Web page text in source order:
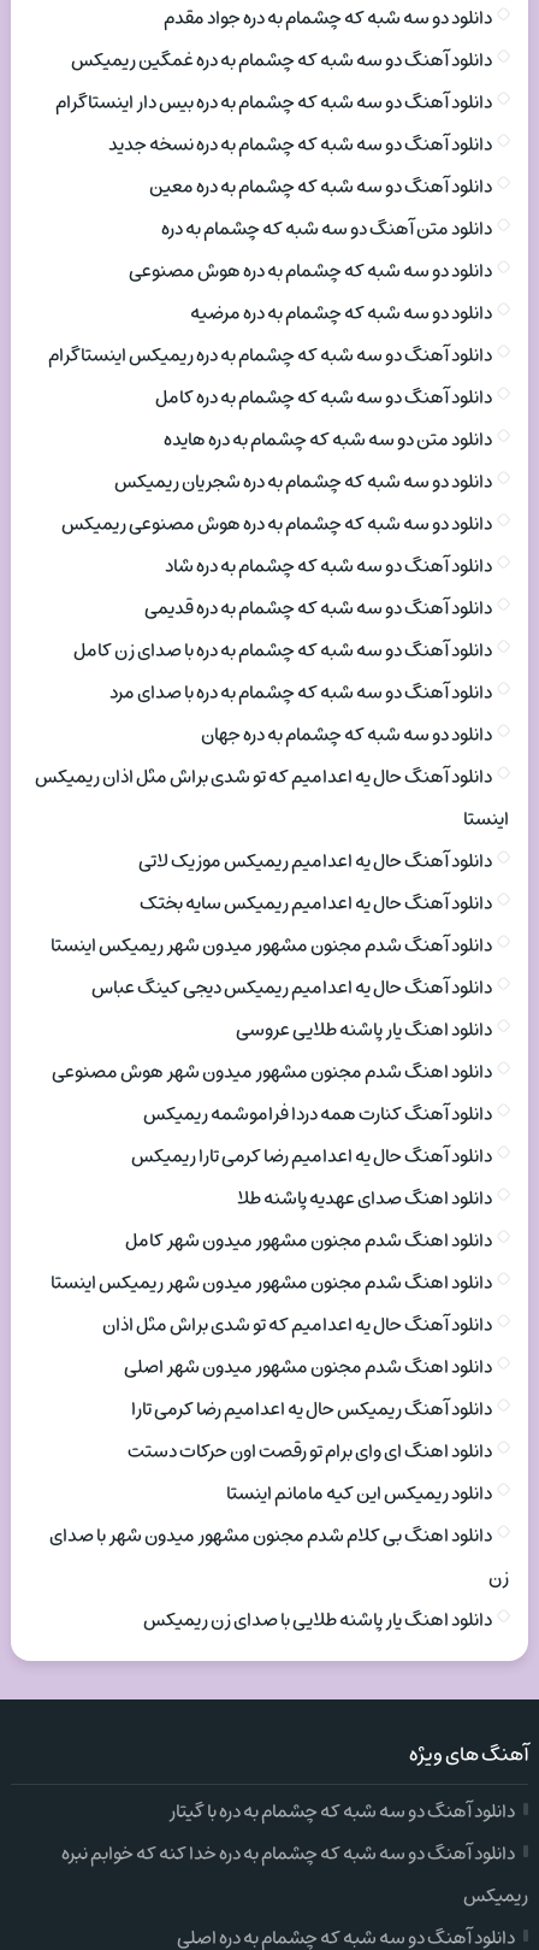
دانلود دو سه شبه که چشمام به دره جواد مقدم
دانلود آهنگ دو سه شبه که چشمام به دره غمگین ریمیکس
دانلود آهنگ دو سه شبه که چشمام به دره بیس دار اینستاگرام
دانلود آهنگ دو سه شبه که چشمام به دره نسخه جدید
دانلود آهنگ دو سه شبه که چشمام به دره معین
دانلود متن آهنگ دو سه شبه که چشمام به دره
دانلود دو سه شبه که چشمام به دره هوش مصنوعی
دانلود دو سه شبه که چشمام به دره مرضیه
دانلود آهنگ دو سه شبه که چشمام به دره ریمیکس اینستاگرام
دانلود آهنگ دو سه شبه که چشمام به دره کامل
دانلود متن دو سه شبه که چشمام به دره هایده
دانلود دو سه شبه که چشمام به دره شجریان ریمیکس
دانلود دو سه شبه که چشمام به دره هوش مصنوعی ریمیکس
دانلود آهنگ دو سه شبه که چشمام به دره شاد
دانلود آهنگ دو سه شبه که چشمام به دره قدیمی
دانلود آهنگ دو سه شبه که چشمام به دره با صدای زن کامل
دانلود آهنگ دو سه شبه که چشمام به دره با صدای مرد
دانلود دو سه شبه که چشمام به دره جهان
دانلود آهنگ حال یه اعدامیم که تو شدی براش مثل اذان ریمیکس
اینستا
دانلود آهنگ حال یه اعدامیم ریمیکس موزیک لاتی
دانلود آهنگ حال یه اعدامیم ریمیکس سایه بختک
دانلود آهنگ شدم مجنون مشهور میدون شهر ریمیکس اینستا
دانلود آهنگ حال یه اعدامیم ریمیکس دیجی کینگ عباس
دانلود اهنگ یار پاشنه طلایی عروسی
دانلود اهنگ شدم مجنون مشهور میدون شهر هوش مصنوعی
دانلود آهنگ کنارت همه دردا فراموشمه ریمیکس
دانلود آهنگ حال یه اعدامیم رضا کرمی تارا ریمیکس
دانلود اهنگ صدای عهدیه پاشنه طلا
دانلود اهنگ شدم مجنون مشهور میدون شهر کامل
دانلود اهنگ شدم مجنون مشهور میدون شهر ریمیکس اینستا
دانلود آهنگ حال یه اعدامیم که تو شدی براش مثل اذان
دانلود اهنگ شدم مجنون مشهور میدون شهر اصلی
دانلود آهنگ ریمیکس حال یه اعدامیم رضا کرمی تارا
دانلود اهنگ ای وای برام تو رقصت اون حرکات دستت
دانلود ریمیکس این کیه مامانم اینستا
دانلود اهنگ بی کلام شدم مجنون مشهور میدون شهر با صدای
زن
دانلود اهنگ یار پاشنه طلایی با صدای زن ریمیکس
آهنگ های ویژه
دانلود آهنگ دو سه شبه که چشمام به دره با گیتار
دانلود آهنگ دو سه شبه که چشمام به دره خدا کنه که خوابم نبره
ریمیکس
دانلود آهنگ دو سه شبه که چشمام به دره اصلی